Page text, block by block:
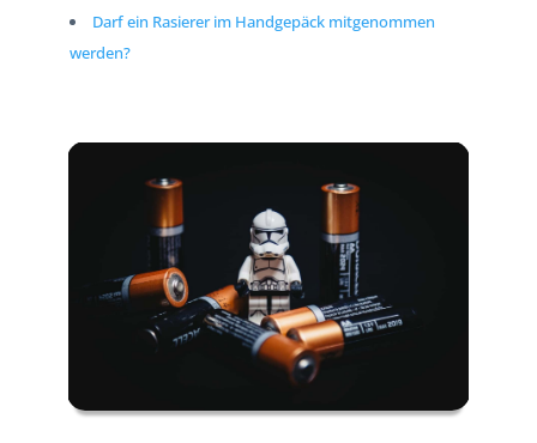
Darf ein Rasierer im Handgepäck mitgenommen
werden?